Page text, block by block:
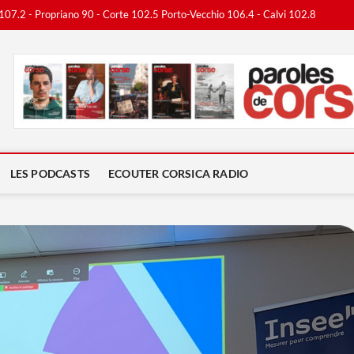
- Propriano 90 - Corte 102.5 Porto-Vecchio 106.4 - Calvi 102.8
Radio
LES PODCASTS ECOUTER CORSICA RADIO